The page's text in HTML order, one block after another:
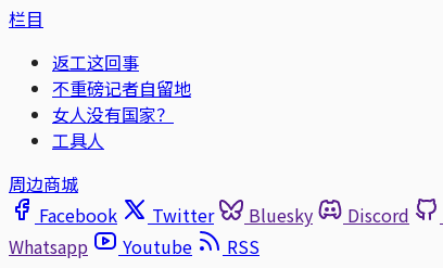
栏目
返工这回事
不重磅记者自留地
女人没有国家？
工具人
周边商城
Facebook
Twitter Bluesky Discord
Whatsapp
Youtube
RSS